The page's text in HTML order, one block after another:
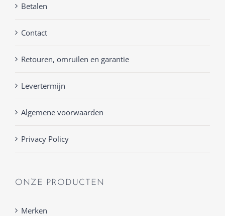
Betalen
Contact
Retouren, omruilen en garantie
Levertermijn
Algemene voorwaarden
Privacy Policy
ONZE PRODUCTEN
Merken